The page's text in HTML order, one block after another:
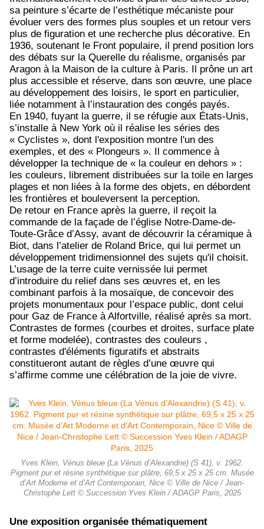
sa peinture s’écarte de l’esthétique mécaniste pour
évoluer vers des formes plus souples et un retour vers
plus de figuration et une recherche plus décorative. En
1936, soutenant le Front populaire, il prend position lors
des débats sur la Querelle du réalisme, organisés par
Aragon à la Maison de la culture à Paris. Il prône un art
plus accessible et réserve, dans son œuvre, une place
au développement des loisirs, le sport en particulier,
liée notamment à l’instauration des congés payés.
En 1940, fuyant la guerre, il se réfugie aux États-Unis,
s’installe à New York où il réalise les séries des
« Cyclistes », dont l'exposition montre l'un des
exemples, et des « Plongeurs ». Il commence à
développer la technique de « la couleur en dehors » :
les couleurs, librement distribuées sur la toile en larges
plages et non liées à la forme des objets, en débordent
les frontières et bouleversent la perception.
De retour en France après la guerre, il reçoit la
commande de la façade de l’église Notre-Dame-de-
Toute-Grâce d’Assy, avant de découvrir la céramique à
Biot, dans l’atelier de Roland Brice, qui lui permet un
développement tridimensionnel des sujets qu'il choisit.
L’usage de la terre cuite vernissée lui permet
d’introduire du relief dans ses œuvres et, en les
combinant parfois à la mosaïque, de concevoir des
projets monumentaux pour l’espace public, dont celui
pour Gaz de France à Alfortville, réalisé après sa mort.
Contrastes de formes (courbes et droites, surface plate
et forme modelée), contrastes des couleurs ,
contrastes d'éléments figuratifs et abstraits
constitueront autant de règles d’une œuvre qui
s’affirme comme une célébration de la joie de vivre.
Yves Klein, Vénus bleue (La Vénus d’Alexandrie) (S 41), v. 1962.
Pigment pur et résine synthétique sur plâtre, 69,5 x 25 x 25 cm. Musée
d’Art Moderne et d’Art Contemporain, Nice © Ville de Nice / Jean-
Christophe Lett © Succession Yves Klein / ADAGP Paris, 2025
Une exposition organisée thématiquement